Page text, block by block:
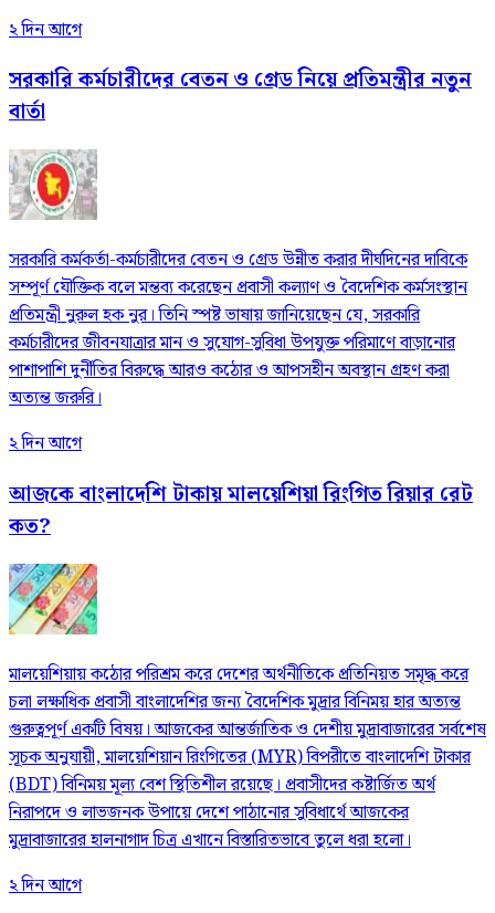
২ দিন আগে
সরকারি কর্মচারীদের বেতন ও গ্রেড নিয়ে প্রতিমন্ত্রীর নতুন
বার্তা
সরকারি কর্মকর্তা-কর্মচারীদের বেতন ও গ্রেড উন্নীত করার দীর্ঘদিনের দাবিকে
সম্পূর্ণ যৌক্তিক বলে মন্তব্য করেছেন প্রবাসী কল্যাণ ও বৈদেশিক কর্মসংস্থান
প্রতিমন্ত্রী নুরুল হক নুর। তিনি স্পষ্ট ভাষায় জানিয়েছেন যে, সরকারি
কর্মচারীদের জীবনযাত্রার মান ও সুযোগ-সুবিধা উপযুক্ত পরিমাণে বাড়ানোর
পাশাপাশি দুর্নীতির বিরুদ্ধে আরও কঠোর ও আপসহীন অবস্থান গ্রহণ করা
অত্যন্ত জরুরি।
২ দিন আগে
আজকে বাংলাদেশি টাকায় মালয়েশিয়া রিংগিত রিয়ার রেট
কত?
মালয়েশিয়ায় কঠোর পরিশ্রম করে দেশের অর্থনীতিকে প্রতিনিয়ত সমৃদ্ধ করে
চলা লক্ষাধিক প্রবাসী বাংলাদেশির জন্য বৈদেশিক মুদ্রার বিনিময় হার অত্যন্ত
গুরুত্বপূর্ণ একটি বিষয়। আজকের আন্তর্জাতিক ও দেশীয় মুদ্রাবাজারের সর্বশেষ
সূচক অনুযায়ী, মালয়েশিয়ান রিংগিতের (MYR) বিপরীতে বাংলাদেশি টাকার
(BDT) বিনিময় মূল্য বেশ স্থিতিশীল রয়েছে। প্রবাসীদের কষ্টার্জিত অর্থ
নিরাপদে ও লাভজনক উপায়ে দেশে পাঠানোর সুবিধার্থে আজকের
মুদ্রাবাজারের হালনাগাদ চিত্র এখানে বিস্তারিতভাবে তুলে ধরা হলো।
২ দিন আগে